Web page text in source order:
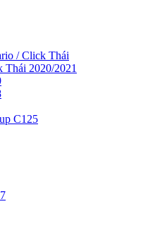
/ Click Thái
Thái 2020/2021
C125